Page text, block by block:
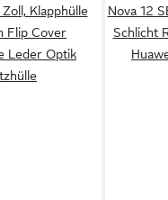
Klapphülle
Flip Cover
Leder Optik
Nova 12
Schlicht